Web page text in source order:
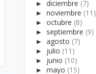
►diciembre (7)
►noviembre (11)
►octubre (8)
► septiembre (9)
►agosto (7)
► julio (11)
► junio (10)
►mayo (15)